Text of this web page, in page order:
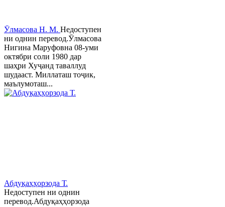
Ӯлмасова Н. М. Недоступен
ни однин перевод.Ӯлмасова
Нигина Маруфовна 08-уми
октябри соли 1980 дар
шаҳри Хуҷанд таваллуд
шудааст. Миллаташ тоҷик,
маълумоташ...
Абдуқаҳҳорзода Т.
Недоступен ни однин
перевод.Абдуқаҳҳорзода